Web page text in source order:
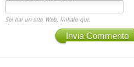
Sei hai un sito Web, linkalo qui.
Invia Commento